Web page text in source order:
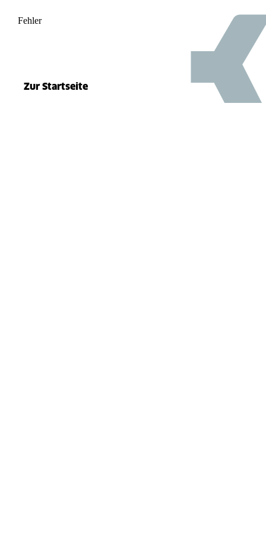
Fehler 500
Zur Startseite